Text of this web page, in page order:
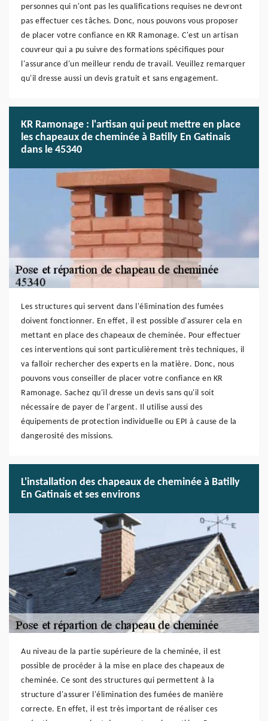
personnes qui n'ont pas les qualifications requises ne devront
pas effectuer ces tâches. Donc, nous pouvons vous proposer
de placer votre confiance en KR Ramonage. C'est un artisan
couvreur qui a pu suivre des formations spécifiques pour
l'assurance d'un meilleur rendu de travail. Veuillez remarquer
qu'il dresse aussi un devis gratuit et sans engagement.
KR Ramonage : l'artisan qui peut mettre en place
les chapeaux de cheminée à Batilly En Gatinais
dans le 45340
Les structures qui servent dans l'élimination des fumées
doivent fonctionner. En effet, il est possible d'assurer cela en
mettant en place des chapeaux de cheminée. Pour effectuer
ces interventions qui sont particulièrement très techniques, il
va falloir rechercher des experts en la matière. Donc, nous
pouvons vous conseiller de placer votre confiance en KR
Ramonage. Sachez qu'il dresse un devis sans qu'il soit
nécessaire de payer de l'argent. Il utilise aussi des
équipements de protection individuelle ou EPI à cause de la
dangerosité des missions.
L'installation des chapeaux de cheminée à Batilly
En Gatinais et ses environs
Au niveau de la partie supérieure de la cheminée, il est
possible de procéder à la mise en place des chapeaux de
cheminée. Ce sont des structures qui permettent à la
structure d'assurer l'élimination des fumées de manière
correcte. En effet, il est très important de réaliser ces